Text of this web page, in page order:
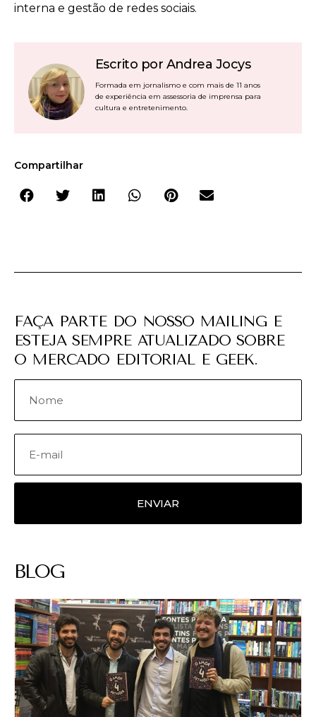
interna e gestão de redes sociais.
Escrito por Andrea Jocys
Formada em jornalismo e com mais de 11 anos
de experiência em assessoria de imprensa para
cultura e entretenimento.
Compartilhar
FAÇA PARTE DO NOSSO MAILING E
ESTEJA SEMPRE ATUALIZADO SOBRE
O MERCADO EDITORIAL E GEEK.
ENVIAR
BLOG